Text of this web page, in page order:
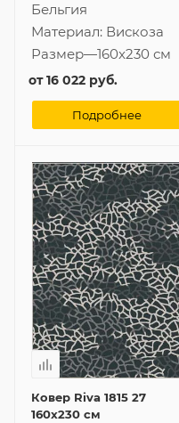
Бельгия
Материал: Вискоза
Размер—160x230 см
от16 022 руб.
Подробнее
Ковер Riva 1815 27
160x230 см